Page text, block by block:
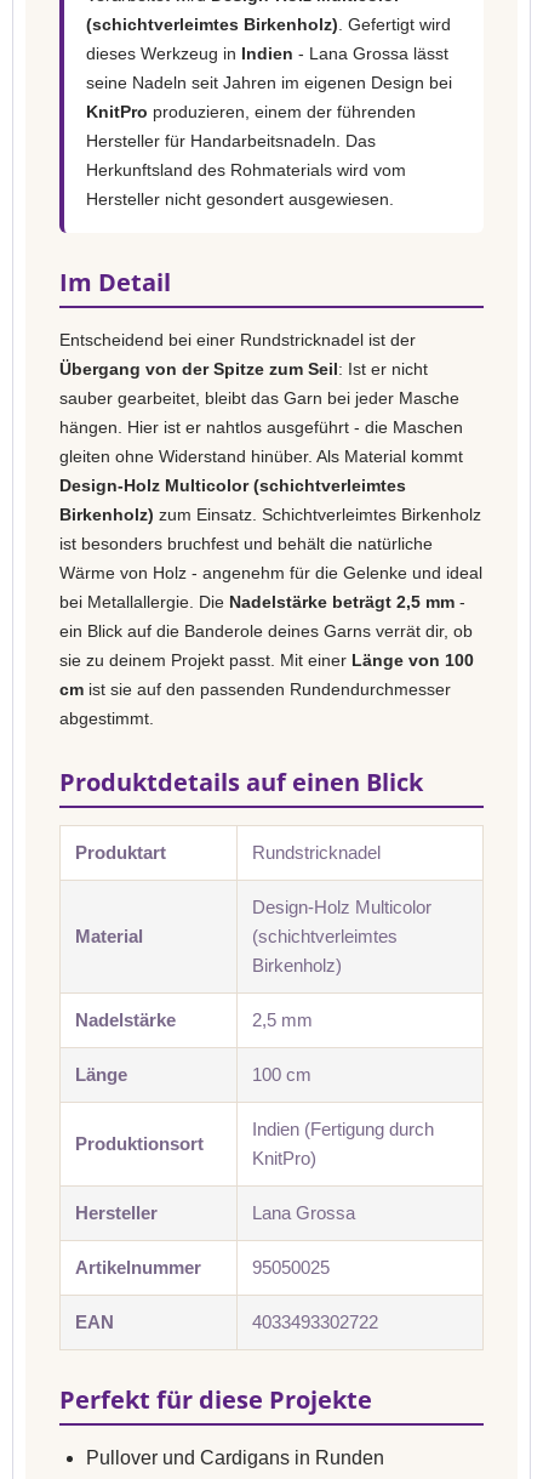
(schichtverleimtes Birkenholz) . Gefertigt wird
dieses Werkzeug in Indien - Lana Grossa lässt
seine Nadeln seit Jahren im eigenen Design bei
KnitPro produzieren, einem der führenden
Hersteller für Handarbeitsnadeln. Das
Herkunftsland des Rohmaterials wird vom
Hersteller nicht gesondert ausgewiesen.
Im Detail
Entscheidend bei einer Rundstricknadel ist der
Übergang von der Spitze zum Seil: Ist er nicht
sauber gearbeitet, bleibt das Garn bei jeder Masche
hängen. Hier ist er nahtlos ausgeführt - die Maschen
gleiten ohne Widerstand hinüber. Als Material kommt
Design-Holz Multicolor (schichtverleimtes
Birkenholz) zum Einsatz. Schichtverleimtes Birkenholz
ist besonders bruchfest und behält die natürliche
Wärme von Holz - angenehm für die Gelenke und ideal
bei Metallallergie. Die Nadelstärke beträgt 2,5 mm -
ein Blick auf die Banderole deines Garns verrät dir, ob
sie zu deinem Projekt passt. Mit einer Länge von 100
cm ist sie auf den passenden Rundendurchmesser
abgestimmt.
Produktdetails auf einen Blick
Produktart Rundstricknadel
Material
Design-Holz Multicolor
(schichtverleimtes
Birkenholz)
Nadelstärke 2,5 mm
Länge 100 cm
Produktionsort
Indien (Fertigung durch
KnitPro)
Hersteller Lana Grossa
Artikelnummer 95050025
EAN 4033493302722
Perfekt für diese Projekte
Pullover und Cardigans in Runden